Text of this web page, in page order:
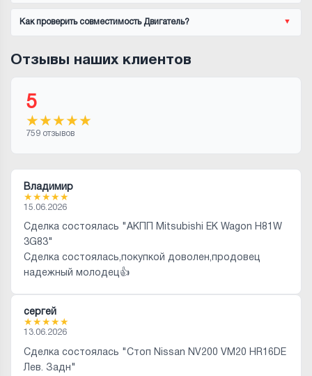
Как проверить совместимость Двигатель?
Отзывы наших клиентов
5
★★★★★
759 отзывов
Владимир
★★★★★
15.06.2026
Сделка состоялась "АКПП Mitsubishi EK Wagon H81W
3G83"
Сделка состоялась,покупкой доволен,продовец
надежный молодец👍
сергей
★★★★★
13.06.2026
Сделка состоялась "Стоп Nissan NV200 VM20 HR16DE
Лев. Задн"